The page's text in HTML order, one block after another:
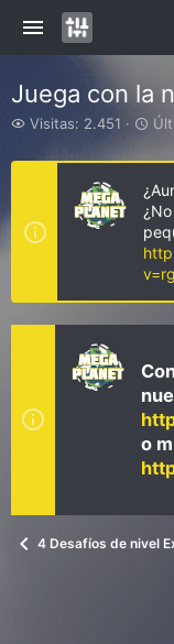
Juega con la
V
s
a
s
Visitas: 2.451
Ú
t
i
m
a
a
c
t
u
z
a
c
ó
n
o
4 Desafíos de nivel